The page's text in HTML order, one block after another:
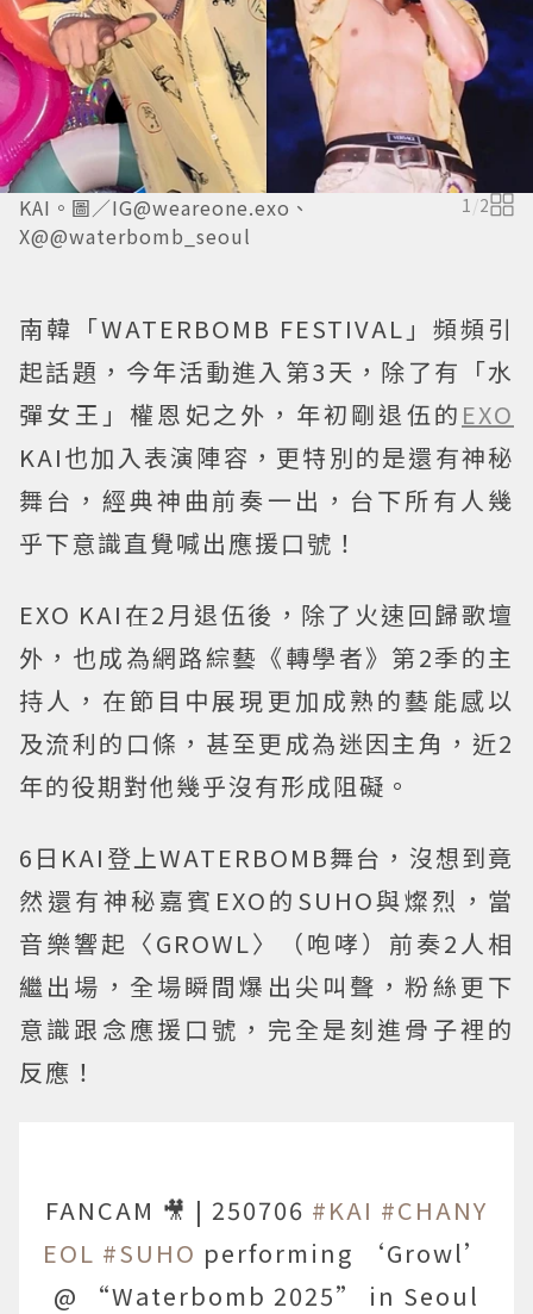
KAI。圖／IG@weareone.exo、
X@@waterbomb_seoul
1/2
南韓「WATERBOMB FESTIVAL」頻頻引
起話題，今年活動進入第3天，除了有「水
彈女王」權恩妃之外，年初剛退伍的 EXO
KAI也加入表演陣容，更特別的是還有神秘
舞台，經典神曲前奏一出，台下所有人幾
乎下意識直覺喊出應援口號！
EXO KAI在2月退伍後，除了火速回歸歌壇
外，也成為網路綜藝《轉學者》第2季的主
持人，在節目中展現更加成熟的藝能感以
及流利的口條，甚至更成為迷因主角，近2
年的役期對他幾乎沒有形成阻礙。
6日KAI登上WATERBOMB舞台，沒想到竟
然還有神秘嘉賓EXO的SUHO與燦烈，當
音樂響起〈GROWL〉（咆哮）前奏2人相
繼出場，全場瞬間爆出尖叫聲，粉絲更下
意識跟念應援口號，完全是刻進骨子裡的
反應！
FANCAM 🎥 | 250706 #KAI #CHANY
EOL #SUHO performing ‘Growl’
@ “Waterbomb 2025” in Seoul